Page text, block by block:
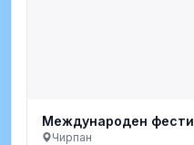
Международен
Чирпан